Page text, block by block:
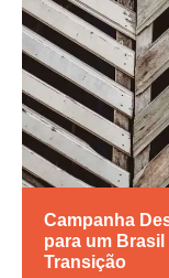
Campanha
para um
Transição